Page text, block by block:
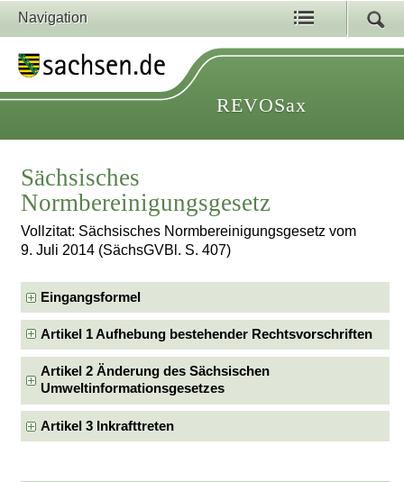
Navigation
REVOSax
Sächsisches
Normbereinigungsgesetz
Vollzitat: Sächsisches Normbereinigungsgesetz vom
9. Juli 2014 (SächsGVBl. S. 407)
Eingangsformel
Artikel 1 Aufhebung bestehender Rechtsvorschriften
Artikel 2 Änderung des Sächsischen
Umweltinformationsgesetzes
Artikel 3 Inkrafttreten